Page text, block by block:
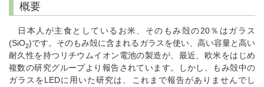
概要
日本人が主食としているお米、そのもみ殻の20％はガラス
(SiO2)です。そのもみ殻に含まれるガラスを使い、高い容量と高い
耐久性を持つリチウムイオン電池の製造が、最近、欧米をはじめ
複数の研究グループより報告されています。しかし、もみ殻中の
ガラスをLEDに用いた研究は、これまで報告がありませんでし